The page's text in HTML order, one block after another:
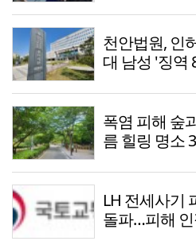
천안법원, 인
대 남성 '징역
폭염 피해 숲
름 힐링 명소
LH 전세사기
돌파…피해